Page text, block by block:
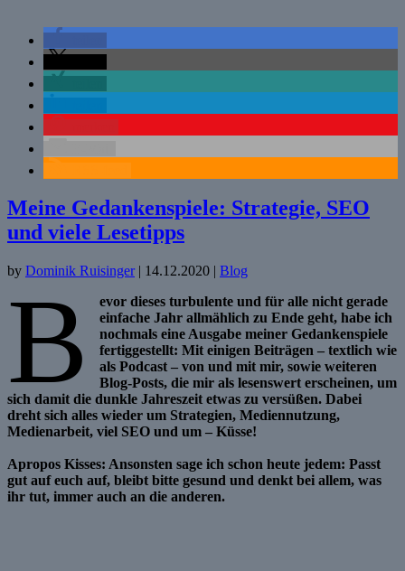
Meine Gedankenspiele: Strategie, SEO
und viele Lesetipps
by Dominik Ruisinger | 14.12.2020 | Blog
B
evor dieses turbulente und für alle nicht gerade
einfache Jahr allmählich zu Ende geht, habe ich
nochmals eine Ausgabe meiner Gedankenspiele
fertiggestellt: Mit einigen Beiträgen – textlich wie
als Podcast – von und mit mir, sowie weiteren
Blog-Posts, die mir als lesenswert erscheinen, um
sich damit die dunkle Jahreszeit etwas zu versüßen. Dabei
dreht sich alles wieder um Strategien, Mediennutzung,
Medienarbeit, viel SEO und um – Küsse!
Apropos Kisses: Ansonsten sage ich schon heute jedem: Passt
gut auf euch auf, bleibt bitte gesund und denkt bei allem, was
ihr tut, immer auch an die anderen.